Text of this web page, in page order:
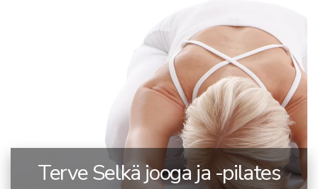
Terve Selkä jooga ja -pilates